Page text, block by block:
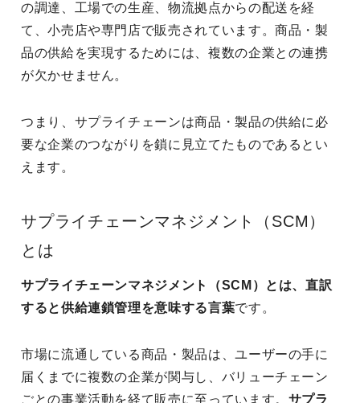
の調達、工場での生産、物流拠点からの配送を経
て、小売店や専門店で販売されています。商品・製
品の供給を実現するためには、複数の企業との連携
が欠かせません。
つまり、サプライチェーンは商品・製品の供給に必
要な企業のつながりを鎖に見立てたものであるとい
えます。
サプライチェーンマネジメント（SCM）
とは
サプライチェーンマネジメント（SCM）とは、直訳
すると供給連鎖管理を意味する言葉です。
市場に流通している商品・製品は、ユーザーの手に
届くまでに複数の企業が関与し、バリューチェーン
ごとの事業活動を経て販売に至っています。 サプラ